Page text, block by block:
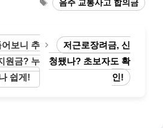
고
그
음주 교통사고 합의금
보니 추
원금? 누
쉽게!
저근로장려금, 신
청됐나? 초보자도 확
인!